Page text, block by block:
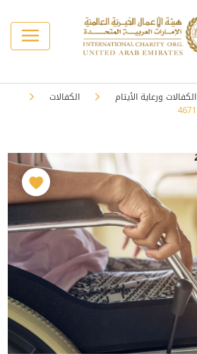
الكفالات ورعاية الأيتام
الكفالات